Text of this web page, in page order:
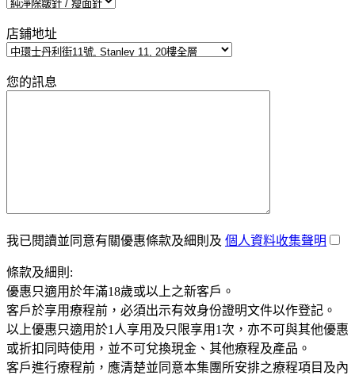
店鋪地址
您的訊息
我已閱讀並同意有關優惠條款及細則及 個人資料收集聲明
條款及細則:
優惠只適用於年滿18歲或以上之新客戶。
客戶於享用療程前，必須出示有效身份證明文件以作登記。
以上優惠只適用於1人享用及只限享用1次，亦不可與其他優惠
或折扣同時使用，並不可兌換現金、其他療程及產品。
客戶進行療程前，應清楚並同意本集團所安排之療程項目及內